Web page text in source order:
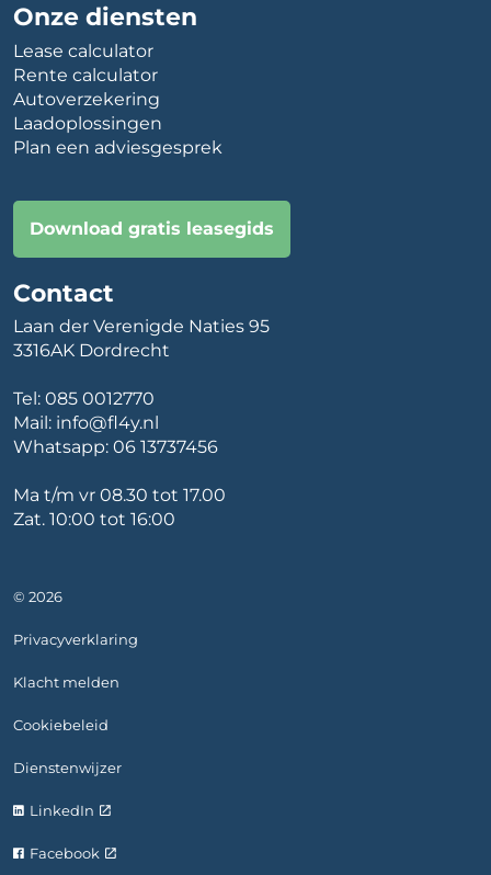
Onze diensten
Lease calculator
Rente calculator
Autoverzekering
Laadoplossingen
Plan een adviesgesprek
Download gratis leasegids
Contact
Laan der Verenigde Naties 95
3316AK Dordrecht
Tel: 085 0012770
Mail: info@fl4y.nl
Whatsapp: 06 13737456
Ma t/m vr 08.30 tot 17.00
Zat. 10:00 tot 16:00
© 2026
Privacyverklaring
Klacht melden
Cookiebeleid
Dienstenwijzer
LinkedIn
Facebook